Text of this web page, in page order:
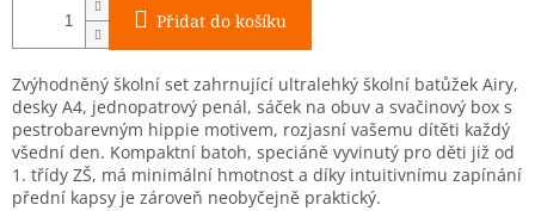
Přidat do košíku
Zvýhodněný školní set zahrnující ultralehký školní batůžek Airy,
desky A4, jednopatrový penál, sáček na obuv a svačinový box s
pestrobarevným hippie motivem, rozjasní vašemu dítěti každý
všední den. Kompaktní batoh, speciáně vyvinutý pro děti již od
1. třídy ZŠ, má minimální hmotnost a díky intuitivnímu zapínání
přední kapsy je zároveň neobyčejně praktický.